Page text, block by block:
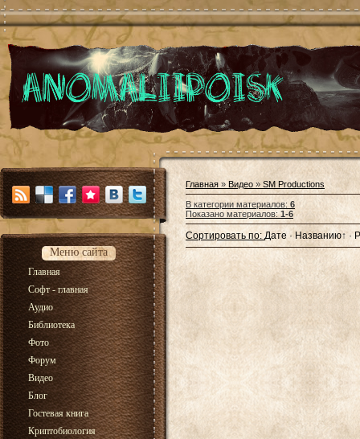
Меню сайта
Главная
Софт - главная
Аудио
Библиотека
Фото
Форум
Видео
Блог
Гостевая книга
Криптобиология
Главная » Видео » SM Productions
В категории материалов: 6
Показано материалов:1-6
Сортировать по: Дате · Названию↑·